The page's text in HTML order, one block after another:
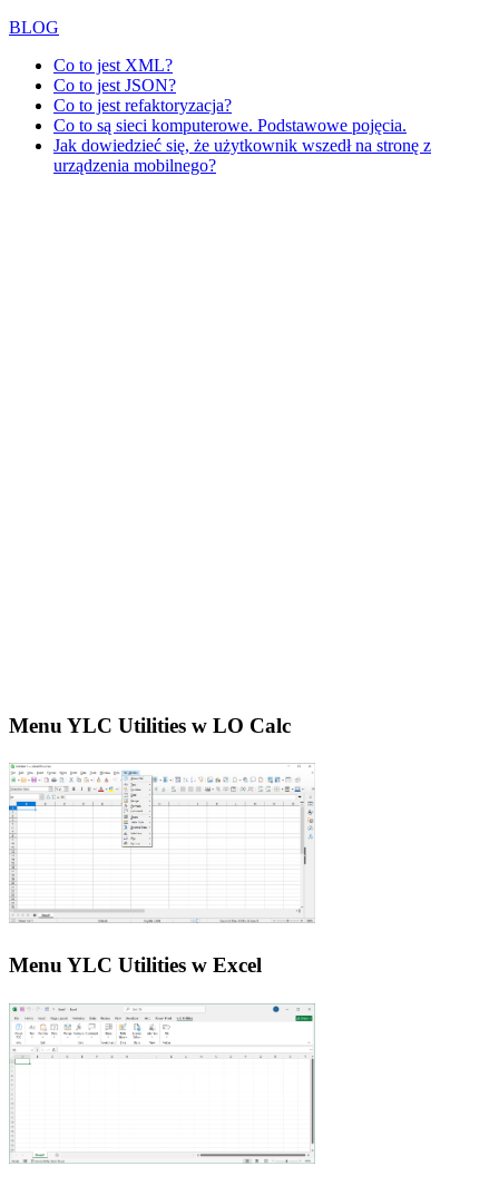
BLOG
Co to jest XML?
Co to jest JSON?
Co to jest refaktoryzacja?
Co to są sieci komputerowe. Podstawowe pojęcia.
Jak dowiedzieć się, że użytkownik wszedł na stronę z
urządzenia mobilnego?
Menu YLC Utilities w LO Calc
Menu YLC Utilities w Excel